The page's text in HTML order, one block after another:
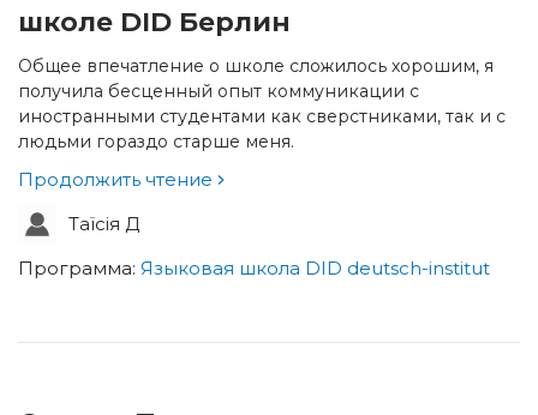
школе DID Берлин
Общее впечатление о школе сложилось хорошим, я
получила бесценный опыт коммуникации с
иностранными студентами как сверстниками, так и с
людьми гораздо старше меня.
Продолжить чтение
Таїсія Д
Программа: Языковая школа DID deutsch-institut